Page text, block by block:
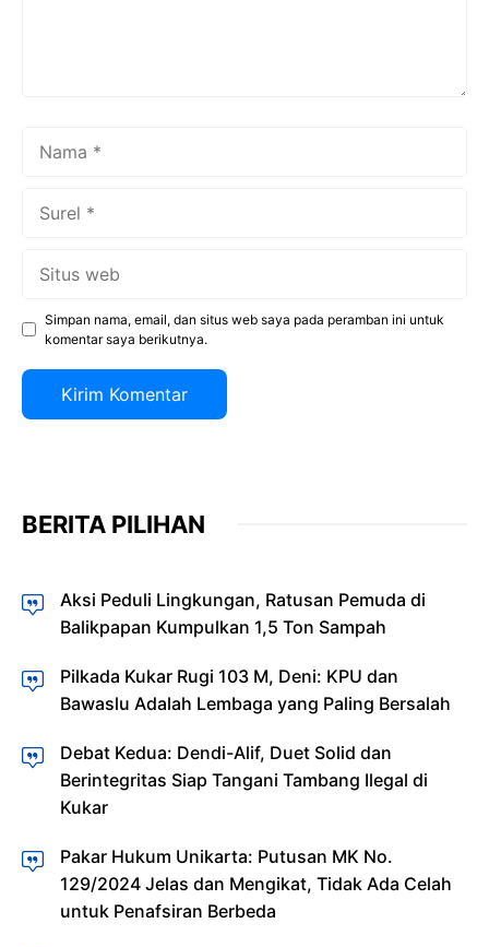
Simpan nama, email, dan situs web saya pada peramban ini untuk
komentar saya berikutnya.
BERITA PILIHAN
Aksi Peduli Lingkungan, Ratusan Pemuda di
Balikpapan Kumpulkan 1,5 Ton Sampah
Pilkada Kukar Rugi 103 M, Deni: KPU dan
Bawaslu Adalah Lembaga yang Paling Bersalah
Debat Kedua: Dendi-Alif, Duet Solid dan
Berintegritas Siap Tangani Tambang Ilegal di
Kukar
Pakar Hukum Unikarta: Putusan MK No.
129/2024 Jelas dan Mengikat, Tidak Ada Celah
untuk Penafsiran Berbeda